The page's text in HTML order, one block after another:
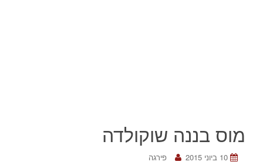
מוס בננה שוקולדה
10 ביוני 2015 פירגה